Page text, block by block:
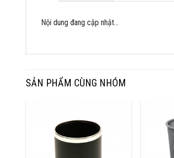
Nội dung đang cập nhật…
SẢN PHẨM CÙNG NHÓM